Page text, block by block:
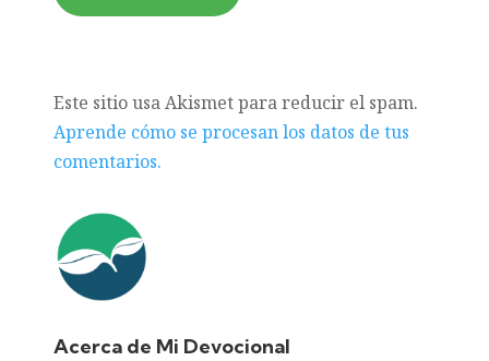
Este sitio usa Akismet para reducir el spam.
Aprende cómo se procesan los datos de tus
comentarios.
Acerca de Mi Devocional